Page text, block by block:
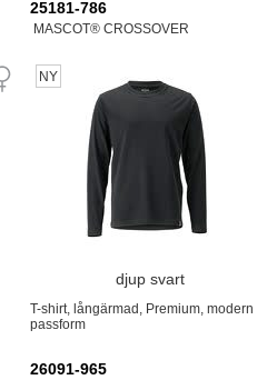
25181-786
MASCOT® CROSSOVER
NY
djup svart
T-shirt, långärmad, Premium, modern
passform
26091-965